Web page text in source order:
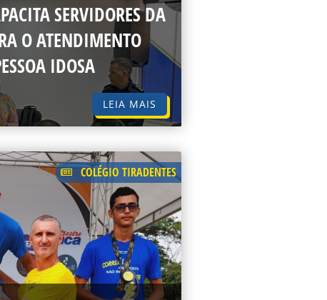
SERVIDORES DA
O ATENDIMENTO
IDOSA
LEIA MAIS
COLÉGIO TIRADENTES